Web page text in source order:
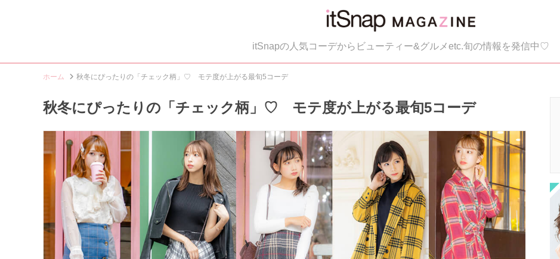
itSnapの人気コーデからビューティー&グルメetc.旬の情報を発信中♡
ホーム 秋冬にぴったりの「チェック柄」♡ モテ度が上がる最旬5コーデ
秋冬にぴったりの「チェック柄」♡ モテ度が上がる最旬5コーデ